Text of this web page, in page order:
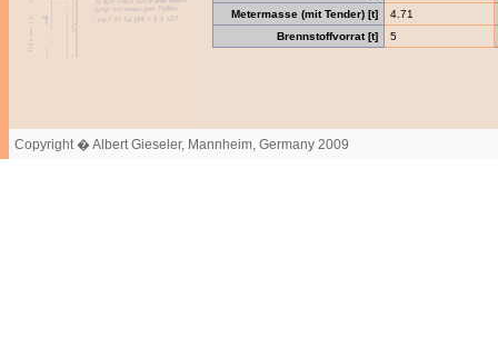
Metermasse (mit Tender) [t]
4.71
Brennstoffvorrat [t]
5
Copyright � Albert Gieseler, Mannheim, Germany 2009